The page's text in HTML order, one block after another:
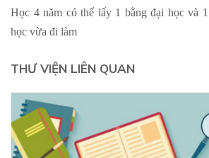
Học 4 năm có thể lấy 1 bằng đại học và
học vừa đi làm
THƯ VIỆN LIÊN QUAN